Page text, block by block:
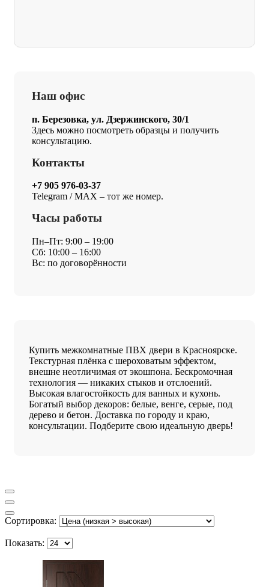
Наш офис
п. Березовка, ул. Дзержинского, 30/1
Здесь можно посмотреть образцы и получить
консультацию.
Контакты
+7 905 976-03-37
Telegram / MAX – тот же номер.
Часы работы
Пн–Пт: 9:00 – 19:00
Сб: 10:00 – 16:00
Вс: по договорённости
Купить межкомнатные ПВХ двери в Красноярске.
Текстурная плёнка с шероховатым эффектом,
внешне неотличимая от экошпона. Бескромочная
технология — никаких стыков и отслоений.
Высокая влагостойкость для ванных и кухонь.
Богатый выбор декоров: белые, венге, серые, под
дерево и бетон. Доставка по городу и краю,
консультации. Подберите свою идеальную дверь!
Сортировка:
Показать: